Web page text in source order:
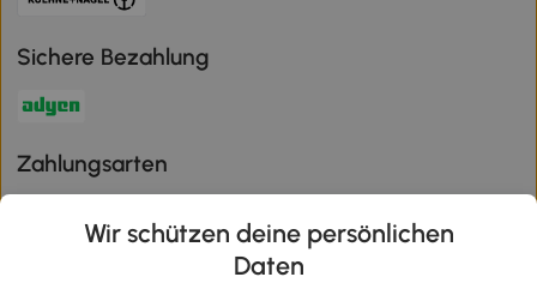
Sichere Bezahlung
Zahlungsarten
Wir schützen deine persönlichen
Daten